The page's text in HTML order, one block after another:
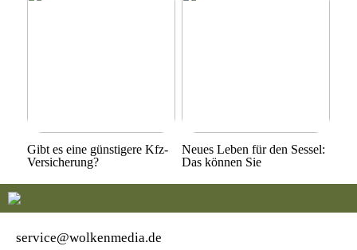
Gibt es eine günstigere Kfz-
Versicherung?
Neues Leben für den Sessel:
Das können Sie
service@wolkenmedia.de